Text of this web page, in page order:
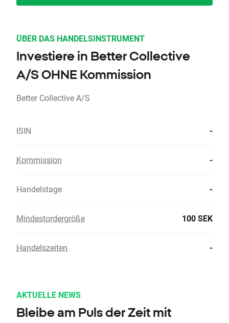
ÜBER DAS HANDELSINSTRUMENT
Investiere in Better Collective
A/S OHNE Kommission
Better Collective A/S
ISIN -
Kommission -
Handelstage -
Mindestordergröße 100 SEK
Handelszeiten -
AKTUELLE NEWS
Bleibe am Puls der Zeit mit